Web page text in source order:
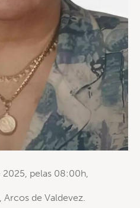
2025, pelas 08:00h,
de Valdevez.